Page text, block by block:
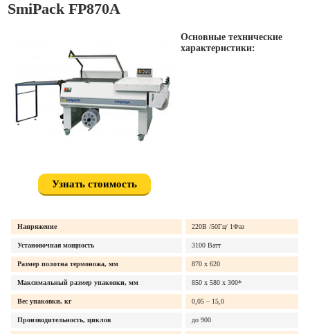
SmiPack FP870A
Узнать стоимость
Основные технические
характеристики:
Напряжение 220В /50Гц/ 1Фаз
Установочная мощность 3100 Ватт
Размер полотна термоножа, мм 870 x 620
Максимальный размер упаковки, мм 850 х 580 х 300*
Вес упаковки, кг 0,05 – 15,0
Производительность, циклов до 900